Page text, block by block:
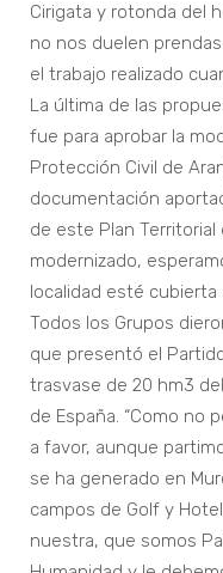
Cirigata y rotonda del
no nos duelen
el trabajo realizado
La última de las
fue para aprobar la
Protección Civil de
documentación
de este Plan
modernizado,
localidad esté cubierta
Todos los Grupos
que presentó el
trasvase de 20 hm3
de España. “Como no
a favor, aunque
se ha generado en
campos de Golf y
nuestra, que somos